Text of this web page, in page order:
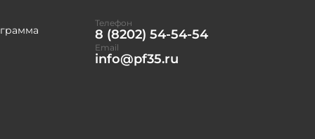
Телефон
8 (8202) 54-54-54
Email
info@pf35.ru